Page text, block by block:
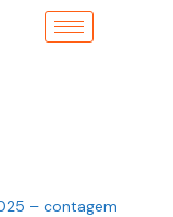
– contagem